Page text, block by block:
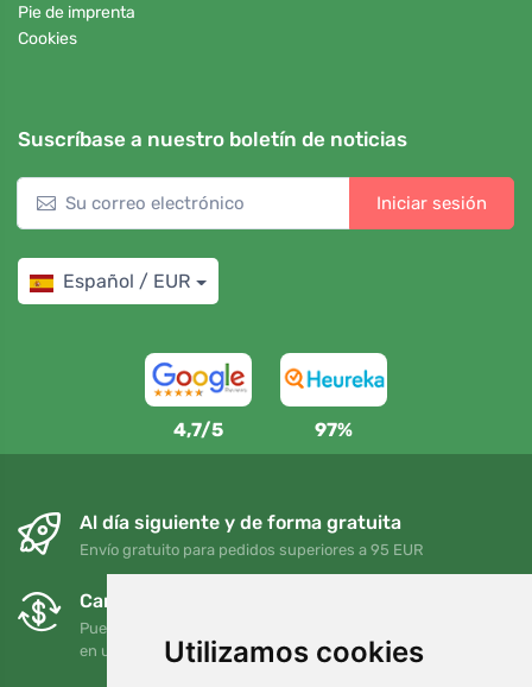
Utilizamos cookies
Pie de imprenta
Cookies
Suscríbase a nuestro boletín de noticias
Iniciar sesión
Español / EUR
4,7/5 97%
Al día siguiente y de forma gratuita
Envío gratuito para pedidos superiores a 95 EUR
Cambios y devoluciones gratuitos
Puede devolver o cambiar su pedido en cualquier momento
en un plazo de 90 días